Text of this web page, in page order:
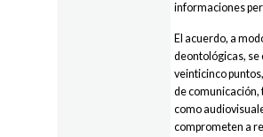
informaciones
El acuerdo, a
deontológicas, se
veinticinco
de
como
comprometen a